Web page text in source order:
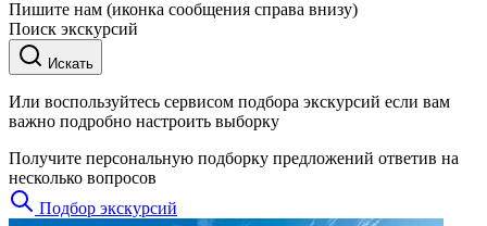
Пишите нам (иконка сообщения справа внизу)
Поиск экскурсий
Искать
Или воспользуйтесь сервисом подбора экскурсий если вам
важно подробно настроить выборку
Получите персональную подборку предложений ответив на
несколько вопросов
Подбор экскурсий